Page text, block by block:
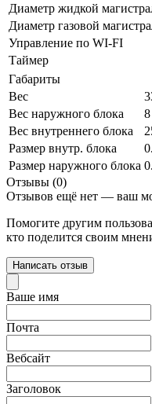
Диаметр жидкой
Диаметр газовой
Управление по WI-FI
Таймер
Габариты
Вес
Вес наружного блока
Вес внутреннего блока
Размер внутр. блока
Размер наружного блока
Отзывы (0)
Отзывов ещё нет — ваш
Помогите другим
кто поделится своим
Написать отзыв
Ваше имя
Почта
Вебсайт
Заголовок